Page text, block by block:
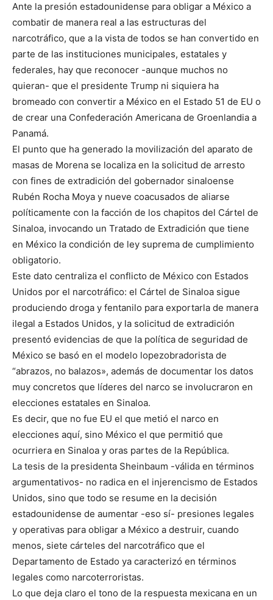
Ante la presión estadounidense para obligar a México a
combatir de manera real a las estructuras del
narcotráfico, que a la vista de todos se han convertido en
parte de las instituciones municipales, estatales y
federales, hay que reconocer -aunque muchos no
quieran- que el presidente Trump ni siquiera ha
bromeado con convertir a México en el Estado 51 de EU o
de crear una Confederación Americana de Groenlandia a
Panamá.
El punto que ha generado la movilización del aparato de
masas de Morena se localiza en la solicitud de arresto
con fines de extradición del gobernador sinaloense
Rubén Rocha Moya y nueve coacusados de aliarse
políticamente con la facción de los chapitos del Cártel de
Sinaloa, invocando un Tratado de Extradición que tiene
en México la condición de ley suprema de cumplimiento
obligatorio.
Este dato centraliza el conflicto de México con Estados
Unidos por el narcotráfico: el Cártel de Sinaloa sigue
produciendo droga y fentanilo para exportarla de manera
ilegal a Estados Unidos, y la solicitud de extradición
presentó evidencias de que la política de seguridad de
México se basó en el modelo lopezobradorista de
“abrazos, no balazos», además de documentar los datos
muy concretos que líderes del narco se involucraron en
elecciones estatales en Sinaloa.
Es decir, que no fue EU el que metió el narco en
elecciones aquí, sino México el que permitió que
ocurriera en Sinaloa y oras partes de la República.
La tesis de la presidenta Sheinbaum -válida en términos
argumentativos- no radica en el injerencismo de Estados
Unidos, sino que todo se resume en la decisión
estadounidense de aumentar -eso sí- presiones legales
y operativas para obligar a México a destruir, cuando
menos, siete cárteles del narcotráfico que el
Departamento de Estado ya caracterizó en términos
legales como narcoterroristas.
Lo que deja claro el tono de la respuesta mexicana en un